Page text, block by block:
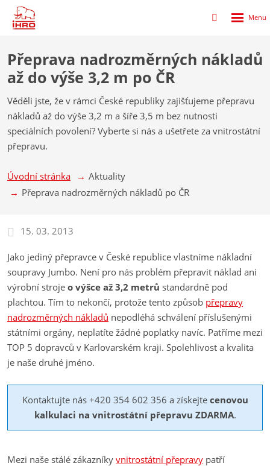
Přihlášení
zóny
Přeprava nadrozměrných nákladů
až do výše 3,2 m po ČR
Věděli jste, že v rámci České republiky zajišťujeme přepravu
nákladů až do výše 3,2 m a šíře 3,5 m bez nutnosti
speciálních povolení? Vyberte si nás a ušetřete za vnitrostátní
přepravu.
Úvodní stránka
Aktuality
Přeprava nadrozměrných nákladů po ČR
15. 03. 2013
Jako jediný přepravce v České republice vlastníme nákladní
soupravy Jumbo. Není pro nás problém přepravit náklad ani
výrobní stroje o výšce až 3,2 metrů standardně pod
plachtou. Tím to nekončí, protože tento způsob přepravy
nadrozměrných nákladů nepodléhá schválení příslušenými
státními orgány, neplatíte žádné poplatky navíc. Patříme mezi
TOP 5 dopravců v Karlovarském kraji. Spolehlivost a kvalita
je naše druhé jméno.
Kontaktujte nás +420 354 602 356 a získejte cenovou
kalkulaci na vnitrostátní přepravu ZDARMA.
Mezi naše stálé zákazníky vnitrostátní přepravy patří